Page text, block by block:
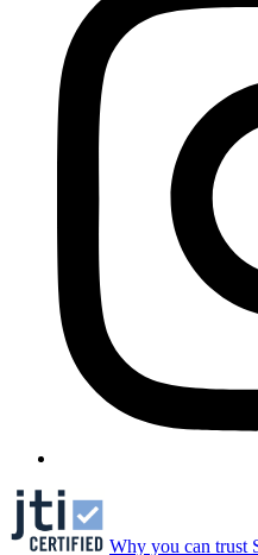
Why you can trust